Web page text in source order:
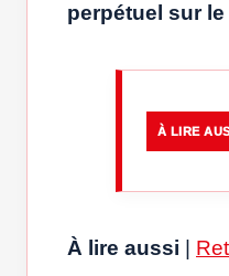
perpétuel sur
À LIRE
À lire aussi